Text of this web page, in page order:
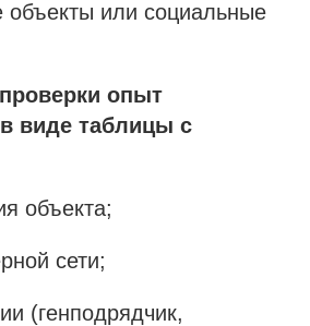
или социальные
опыт
виде таблицы с
объекта;
сети;
(генподрядчик,
в ФКР
вашем регионе